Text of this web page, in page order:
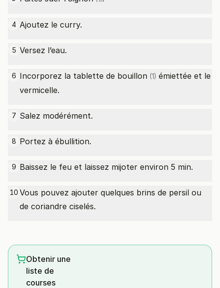
4 Ajoutez le curry.
5 Versez l’eau.
6 Incorporez la tablette de bouillon (1) émiettée et le
vermicelle.
7 Salez modérément.
8 Portez à ébullition.
9 Baissez le feu et laissez mijoter environ 5 min.
10 Vous pouvez ajouter quelques brins de persil ou
de coriandre ciselés.
Obtenir une
liste de
courses